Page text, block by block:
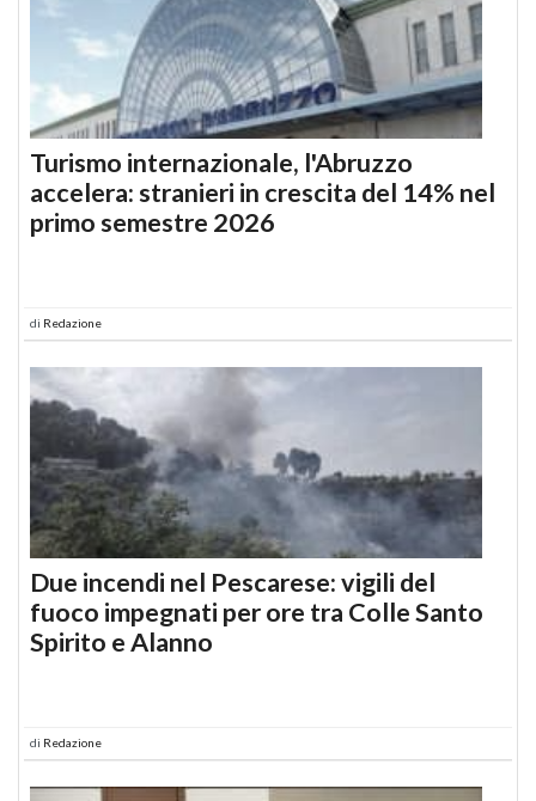
Turismo internazionale, l'Abruzzo
accelera: stranieri in crescita del 14% nel
primo semestre 2026
di Redazione
Due incendi nel Pescarese: vigili del
fuoco impegnati per ore tra Colle Santo
Spirito e Alanno
di Redazione